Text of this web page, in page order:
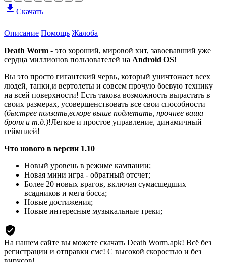
Скачать
Описание Помощь Жалоба
Death Worm - это хороший, мировой хит, завоевавший уже
сердца миллионов пользователей на Android OS!
Вы это просто гигантский червь, который уничтожает всех
людей, танки,и вертолеты и совсем прочую боевую технику
на всей поверхности! Есть такова возможность вырастать в
своих размерах, усовершенствовать все свои способности
(быстрее ползать,вскоре выше подлетать, прочнее ваша
броня и т.д.)!Легкое и простое управление, динамичный
геймплей!
Что нового в версии 1.10
Новый уровень в режиме кампании;
Новая мини игра - обратный отсчет;
Более 20 новых врагов, включая сумасшедших
всадников и мега босса;
Новые достижения;
Новые интересные музыкальные треки;
На нашем сайте вы можете скачать Death Worm.apk! Всё без
регистрации и отправки смс! С высокой скоростью и без